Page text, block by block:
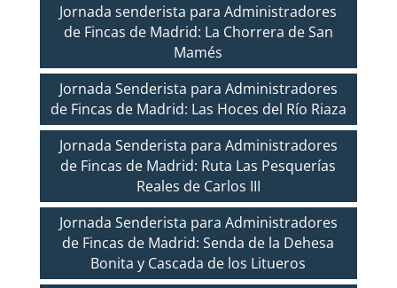
Jornada senderista para Administradores
de Fincas de Madrid: La Chorrera de San
Mamés
Jornada Senderista para Administradores
de Fincas de Madrid: Las Hoces del Río Riaza
Jornada Senderista para Administradores
de Fincas de Madrid: Ruta Las Pesquerías
Reales de Carlos III
Jornada Senderista para Administradores
de Fincas de Madrid: Senda de la Dehesa
Bonita y Cascada de los Litueros